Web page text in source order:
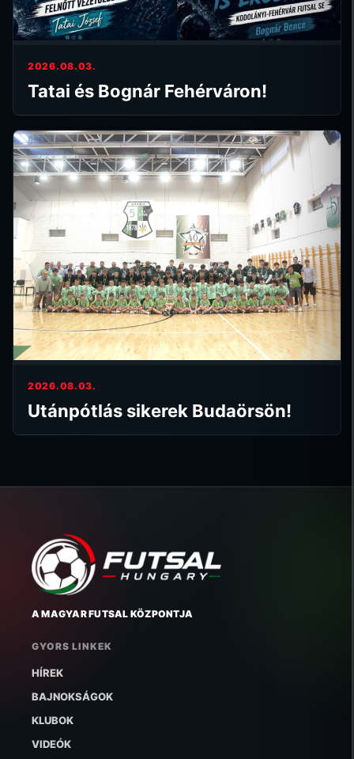
2026.08.03.
Tatai és Bognár Fehérváron!
2026.08.03.
Utánpótlás sikerek Budaörsön!
A MAGYAR FUTSAL KÖZPONTJA
GYORS LINKEK
HÍREK
BAJNOKSÁGOK
KLUBOK
VIDEÓK